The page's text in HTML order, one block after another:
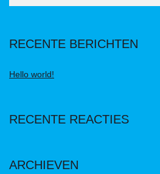
RECENTE BERICHTEN
Hello world!
RECENTE REACTIES
ARCHIEVEN